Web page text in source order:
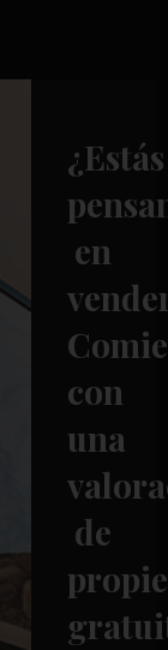
¿Estás
en
con
una
de